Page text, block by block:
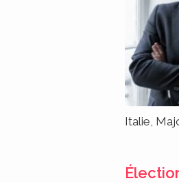
Italie,